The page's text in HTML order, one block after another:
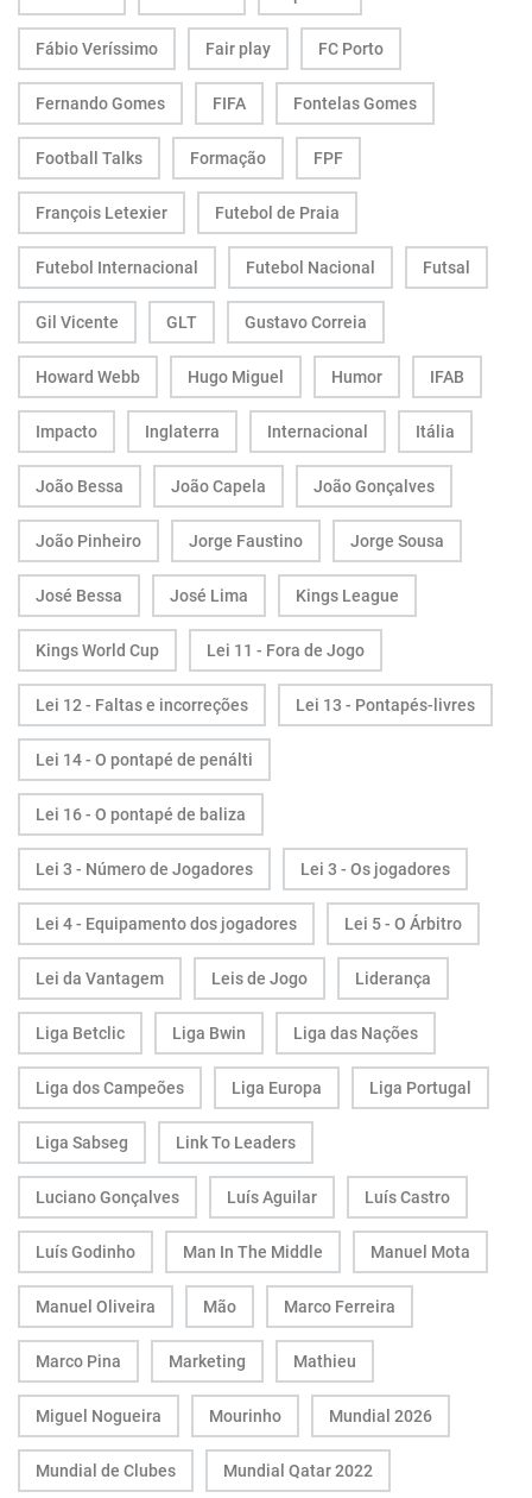
Fábio Veríssimo Fair play FC Porto
Fernando Gomes FIFA Fontelas Gomes
Football Talks Formação FPF
François Letexier Futebol de Praia
Futebol Internacional Futebol Nacional Futsal
Gil Vicente GLT Gustavo Correia
Howard Webb Hugo Miguel Humor IFAB
Impacto Inglaterra Internacional Itália
João Bessa João Capela João Gonçalves
João Pinheiro Jorge Faustino Jorge Sousa
José Bessa José Lima Kings League
Kings World Cup Lei 11 - Fora de Jogo
Lei 12 - Faltas e incorreções Lei 13 - Pontapés-livres
Lei 14 - O pontapé de penálti
Lei 16 - O pontapé de baliza
Lei 3 - Número de Jogadores Lei 3 - Os jogadores
Lei 4 - Equipamento dos jogadores Lei 5 - O Árbitro
Lei da Vantagem Leis de Jogo Liderança
Liga Betclic Liga Bwin Liga das Nações
Liga dos Campeões Liga Europa Liga Portugal
Liga Sabseg Link To Leaders
Luciano Gonçalves Luís Aguilar Luís Castro
Luís Godinho Man In The Middle Manuel Mota
Manuel Oliveira Mão Marco Ferreira
Marco Pina Marketing Mathieu
Miguel Nogueira Mourinho Mundial 2026
Mundial de Clubes Mundial Qatar 2022